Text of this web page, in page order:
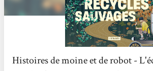
Histoires de moine et de robot -